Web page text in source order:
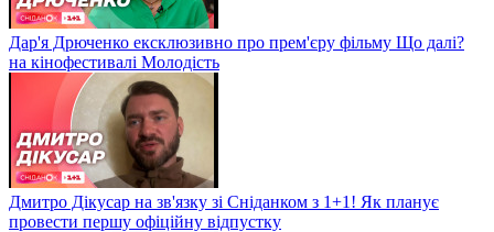
Дар'я Дрюченко ексклюзивно про прем'єру фільму Що далі?
на кінофестивалі Молодість
Дмитро Дікусар на зв'язку зі Сніданком з 1+1! Як планує
провести першу офіційну відпустку